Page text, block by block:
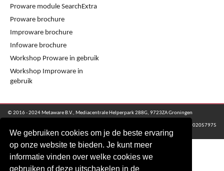
We gebruiken cookies om je de beste ervaring
op onze website te bieden. Je kunt meer
informatie vinden over welke cookies we
gebruiken of deze uitschakelen in de
Proware module SearchExtra
Proware brochure
Improware brochure
Infoware brochure
Workshop Proware in gebruik
Workshop Improware in
gebruik
© 2016 - 2024 Metaware B.V., Mediacentrale Helperpark 288G, 9723ZA Groningen
KvK Groningen nr: 02057975